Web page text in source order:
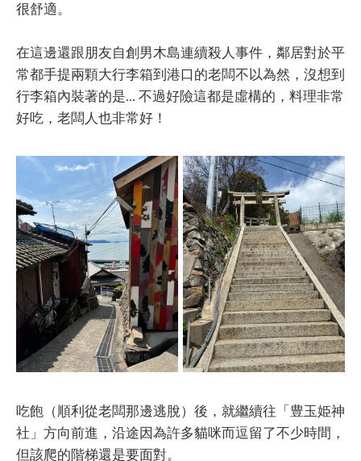
很舒適。
在這邊還跟朋友自創男木島連續殺人事件，鄰居對於平
常都手提兩顆大行李箱到港口的老闆不以為然，沒想到
行李箱內裝著的是... 不過好險這都是虛構的，料理非常
好吃，老闆人也非常好！
吃飽（順利從老闆那邊逃脫）後，就繼續往「豊玉姫神
社」方向前進，沿途因為許多貓咪而逗留了不少時間，
但該爬的階梯還是要面對。